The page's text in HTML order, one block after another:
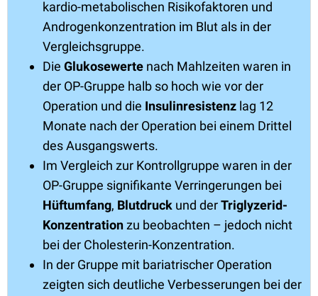
kardio-metabolischen Risikofaktoren und
Androgenkonzentration im Blut als in der
Vergleichsgruppe.
Die Glukosewerte nach Mahlzeiten waren in
der OP-Gruppe halb so hoch wie vor der
Operation und die Insulinresistenz lag 12
Monate nach der Operation bei einem Drittel
des Ausgangswerts.
Im Vergleich zur Kontrollgruppe waren in der
OP-Gruppe signifikante Verringerungen bei
Hüftumfang, Blutdruck und derTriglyzerid-
Konzentrationzu beobachten – jedoch nicht
bei der Cholesterin-Konzentration.
In der Gruppe mit bariatrischer Operation
zeigten sich deutliche Verbesserungen bei der